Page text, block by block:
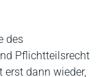
des
Pflichtteilsrecht
erst dann wieder,